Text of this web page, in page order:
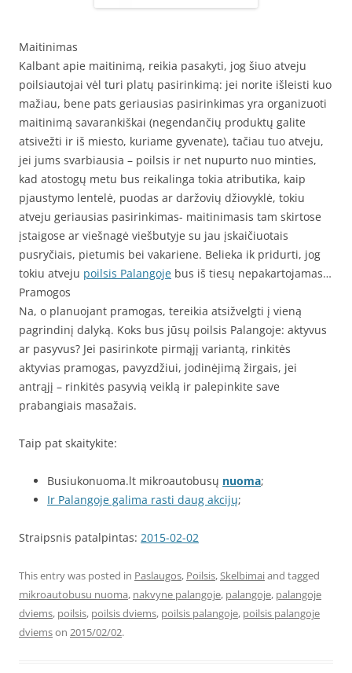
Maitinimas
Kalbant apie maitinimą, reikia pasakyti, jog šiuo atveju
poilsiautojai vėl turi platų pasirinkimą: jei norite išleisti kuo
mažiau, bene pats geriausias pasirinkimas yra organizuoti
maitinimą savarankiškai (negendančių produktų galite
atsivežti ir iš miesto, kuriame gyvenate), tačiau tuo atveju,
jei jums svarbiausia – poilsis ir net nupurto nuo minties,
kad atostogų metu bus reikalinga tokia atributika, kaip
pjaustymo lentelė, puodas ar daržovių džiovyklė, tokiu
atveju geriausias pasirinkimas- maitinimasis tam skirtose
įstaigose ar viešnagė viešbutyje su jau įskaičiuotais
pusryčiais, pietumis bei vakariene. Belieka ik pridurti, jog
tokiu atveju poilsis Palangoje bus iš tiesų nepakartojamas…
Pramogos
Na, o planuojant pramogas, tereikia atsižvelgti į vieną
pagrindinį dalyką. Koks bus jūsų poilsis Palangoje: aktyvus
ar pasyvus? Jei pasirinkote pirmąjį variantą, rinkitės
aktyvias pramogas, pavyzdžiui, jodinėjimą žirgais, jei
antrąjį – rinkitės pasyvią veiklą ir palepinkite save
prabangiais masažais.
Taip pat skaitykite:
Busiukonuoma.lt mikroautobusų nuoma;
Ir Palangoje galima rasti daug akcijų;
Straipsnis patalpintas: 2015-02-02
This entry was posted in Paslaugos, Poilsis,Skelbimaiand tagged
mikroautobusu nuoma, nakvyne palangoje, palangoje, palangoje
dviems, poilsis, poilsis dviems, poilsis palangoje, poilsis palangoje
dviemson 2015/02/02.